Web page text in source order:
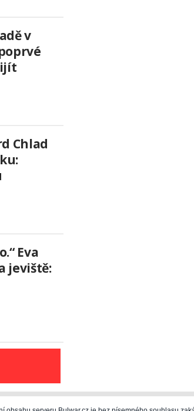
v
Chlad
Eva
jeviště: